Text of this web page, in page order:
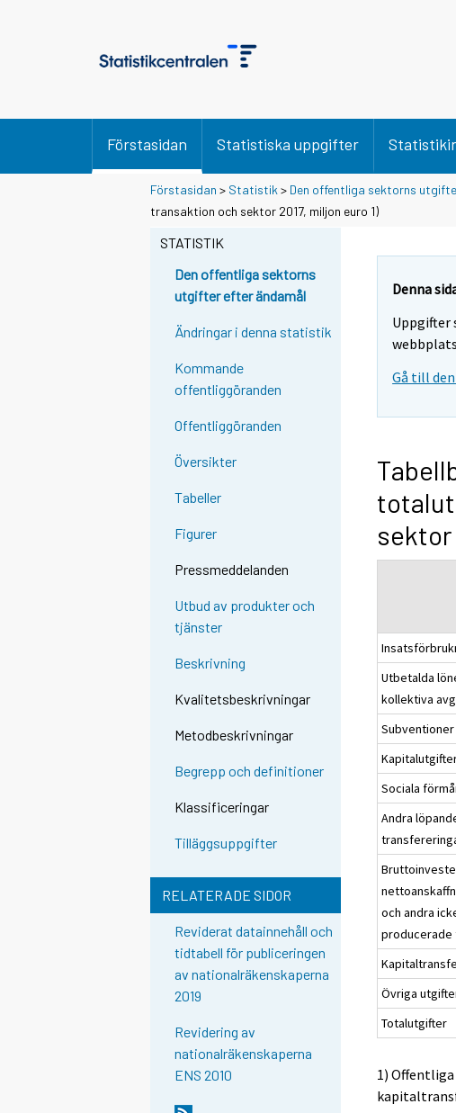
Förstasidan Statistiska uppgifter
Förstasidan > Statistik > Den offentliga sektorns
transaktion och sektor 2017, miljon euro 1)
STATISTIK
Den offentliga sektorns
utgifter efter ändamål
Ändringar i denna statistik
Kommande
offentliggöranden
Offentliggöranden
Översikter
Tabeller
Figurer
Pressmeddelanden
Utbud av produkter och
tjänster
Beskrivning
Kvalitetsbeskrivningar
Metodbeskrivningar
Begrepp och definitioner
Klassificeringar
Tilläggsuppgifter
RELATERADE SIDOR
Reviderat datainnehåll och
tidtabell för publiceringen
av nationalräkenskaperna
2019
Revidering av
nationalräkenskaperna
ENS 2010
Denna
Uppgifter
Gå till
sektor
Utbetalda
kollektiva
Subventioner
Sociala
Andra
och andra
producerade
Övriga
Totalutgifter
1)